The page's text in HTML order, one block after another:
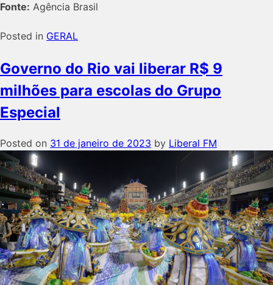
Fonte: Agência Brasil
Posted in GERAL
Governo do Rio vai liberar R$ 9
milhões para escolas do Grupo
Especial
Posted on 31 de janeiro de 2023 by Liberal FM